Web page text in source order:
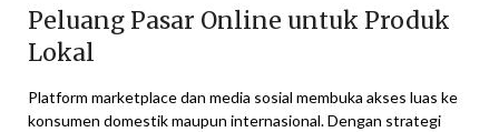
Peluang Pasar Online untuk Produk
Lokal
Platform marketplace dan media sosial membuka akses luas ke
konsumen domestik maupun internasional. Dengan strategi